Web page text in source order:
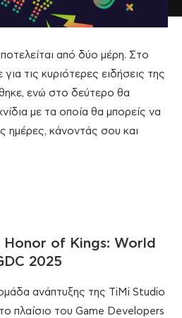
από δύο μέρη. Στο
τις κυριότερες ειδήσεις της
ενώ στο δεύτερο θα
με τα οποία θα μπορείς να
ημέρες, κάνοντάς σου και
of Kings: World
2025
ανάπτυξης της TiMi Studio
πλαίσιο του Game Developers